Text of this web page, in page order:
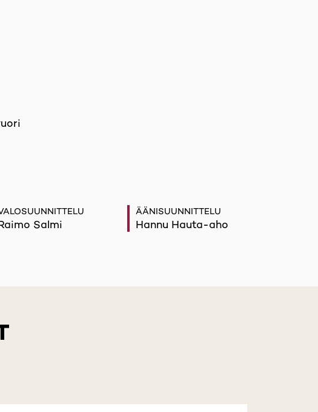
Salmi
ÄÄNISUUNNITTELU
Hannu Hauta-aho